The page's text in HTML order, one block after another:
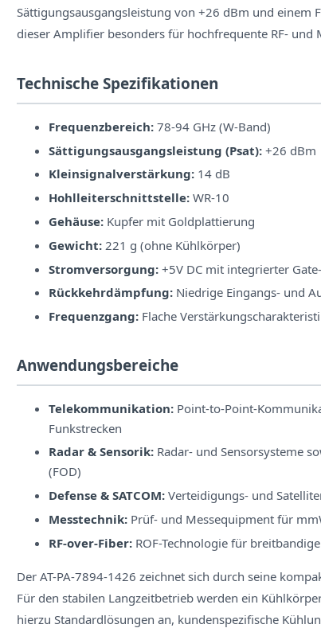
Sättigungsausgangsleistung von +26 dBm und einem
dieser Amplifier besonders für hochfrequente RF- und
Technische Spezifikationen
Frequenzbereich: 78-94 GHz (W-Band)
Sättigungsausgangsleistung (Psat): +26 dBm
Kleinsignalverstärkung: 14 dB
Hohlleiterschnittstelle: WR-10
Gehäuse: Kupfer mit Goldplattierung
Gewicht: 221 g (ohne Kühlkörper)
Stromversorgung: +5V DC mit integrierter
Rückkehrdämpfung: Niedrige Eingangs- und
Frequenzgang: Flache
Anwendungsbereiche
Telekommunikation: Point-to-Point-
Funkstrecken
Radar & Sensorik: Radar- und Sensorsysteme
(FOD)
Defense & SATCOM: Verteidigungs- und
Messtechnik: Prüf- und Messequipment für
RF-over-Fiber: ROF-Technologie für
Der AT-PA-7894-1426 zeichnet sich durch seine
Für den stabilen Langzeitbetrieb werden ein
hierzu Standardlösungen an, kundenspezifische